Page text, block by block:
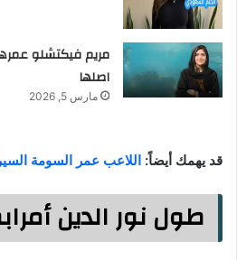
مريم فيكتشلو
اصلها
مارس 5, 2026
قد يهمك أيضاً: اللاعب عمر السومة
طول نور الدين